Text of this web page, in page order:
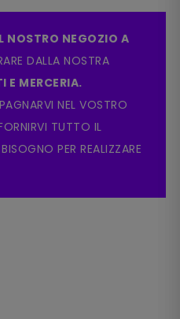
NOSTRO NEGOZIO A
DALLA NOSTRA
E MERCERIA.
NEL VOSTRO
TUTTO IL
PER REALIZZARE